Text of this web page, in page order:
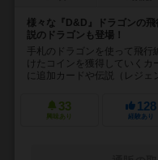
様々な『D&D』ドラゴンの
説のドラゴンも登場！
手札のドラゴンを使って飛
けたコインを獲得していくカ
に追加カードや伝説（レジェ
33
興味あり
128
経験あり